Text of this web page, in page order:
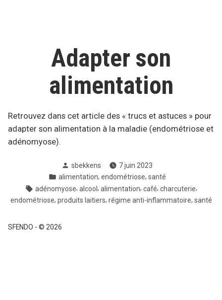
Adapter son
alimentation
Retrouvez dans cet article des « trucs et astuces » pour
adapter son alimentation à la maladie (endométriose et
adénomyose).
Posté
par
sbekkens
7 juin 2023
Posté
dans
alimentation, endométriose, santé
Tags:
adénomyose, alcool, alimentation, café, charcuterie,
endométriose, produits laitiers, régime anti-inflammatoire, santé
SFENDO - © 2026